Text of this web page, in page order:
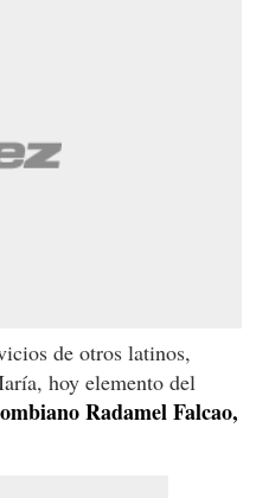
de otros latinos,
hoy elemento del
Radamel Falcao,